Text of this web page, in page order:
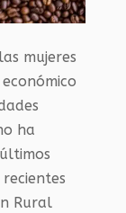
mujeres
ha
Rural